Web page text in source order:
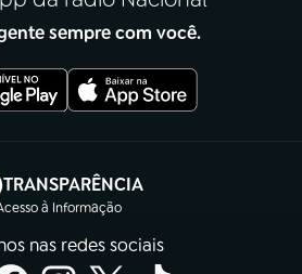
sempre com você.
TRANSPARÊNCIA
à Informação
(abre em nova aba)
nas redes sociais